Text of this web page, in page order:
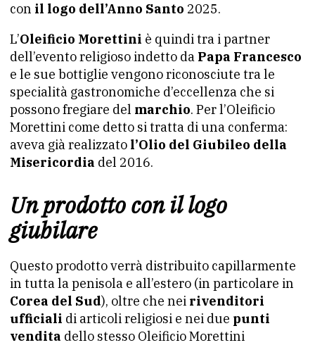
con il logo dell’Anno Santo 2025.
L’Oleificio Morettini è quindi tra i partner
dell’evento religioso indetto da Papa Francesco
e le sue bottiglie vengono riconosciute tra le
specialità gastronomiche d’eccellenza che si
possono fregiare del marchio. Per l’Oleificio
Morettini come detto si tratta di una conferma:
aveva già realizzato l’Olio del Giubileo della
Misericordia del 2016.
Un prodotto con il logo
giubilare
Questo prodotto verrà distribuito capillarmente
in tutta la penisola e all’estero (in particolare in
Corea del Sud), oltre che nei rivenditori
ufficiali di articoli religiosi e nei due punti
vendita dello stesso Oleificio Morettini